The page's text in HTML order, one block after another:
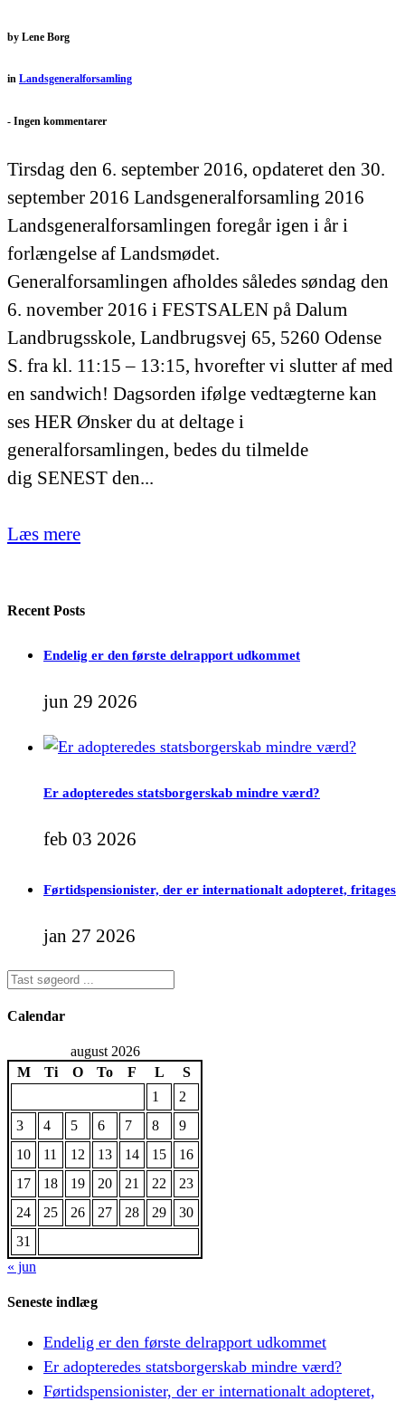
by Lene Borg
in Landsgeneralforsamling
- Ingen kommentarer
Tirsdag den 6. september 2016, opdateret den 30.
september 2016 Landsgeneralforsamling 2016
Landsgeneralforsamlingen foregår igen i år i
forlængelse af Landsmødet.
Generalforsamlingen afholdes således søndag den
6. november 2016 i FESTSALEN på Dalum
Landbrugsskole, Landbrugsvej 65, 5260 Odense
S. fra kl. 11:15 – 13:15, hvorefter vi slutter af med
en sandwich! Dagsorden ifølge vedtægterne kan
ses HER Ønsker du at deltage i
generalforsamlingen, bedes du tilmelde
dig SENEST den...
Læs mere
Recent Posts
Endelig er den første delrapport udkommet
jun 29 2026
Er adopteredes statsborgerskab mindre værd?
feb 03 2026
Førtidspensionister, der er internationalt adopteret, fritages
jan 27 2026
Calendar
august 2026
M
Ti O To F L
S
1
2
3
4 5 6 7 8
9
10
11 12 13 14 15
16
17
18 19 20 21 22
23
24
25 26 27 28 29
30
31
« jun
Seneste indlæg
Endelig er den første delrapport udkommet
Er adopteredes statsborgerskab mindre værd?
Førtidspensionister, der er internationalt adopteret,